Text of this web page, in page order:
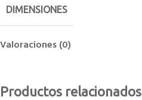
DIMENSIONES
Valoraciones (0)
Productos relacionados